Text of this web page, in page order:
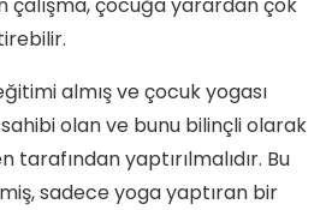
almış ve çocuk yogası
olan ve bunu bilinçli olarak
yaptırılmalıdır. Bu
sadece yoga yaptıran bir